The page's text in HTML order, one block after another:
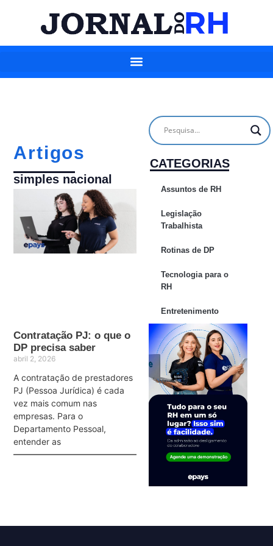
Artigos
simples nacional
Contratação PJ: o que o
DP precisa saber
abril 2, 2026
A contratação de prestadores
PJ (Pessoa Jurídica) é cada
vez mais comum nas
empresas. Para o
Departamento Pessoal,
entender as
CATEGORIAS
Assuntos de RH
Legislação
Trabalhista
Rotinas de DP
Tecnologia para o
RH
Entretenimento